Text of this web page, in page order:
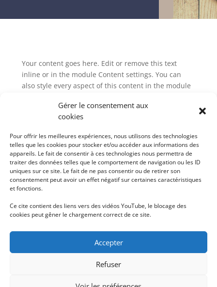
Gérer le consentement aux
cookies
Pour offrir les meilleures expériences, nous utilisons des technologies
telles que les cookies pour stocker et/ou accéder aux informations des
appareils. Le fait de consentir à ces technologies nous permettra de
traiter des données telles que le comportement de navigation ou les ID
uniques sur ce site. Le fait de ne pas consentir ou de retirer son
consentement peut avoir un effet négatif sur certaines caractéristiques
et fonctions.
Ce cite contient des liens vers des vidéos YouTube, le blocage des
cookies peut gêner le chargement correct de ce site.
Accepter
Refuser
Your content goes here. Edit or remove this text
inline or in the module Content settings. You can
also style every aspect of this content in the module
text in the module Advanced settings.
"La charge de Dumah. Il m’appelle de Seir:
est-il de la nuit ? La sentinelle dit : Le matin vient, et